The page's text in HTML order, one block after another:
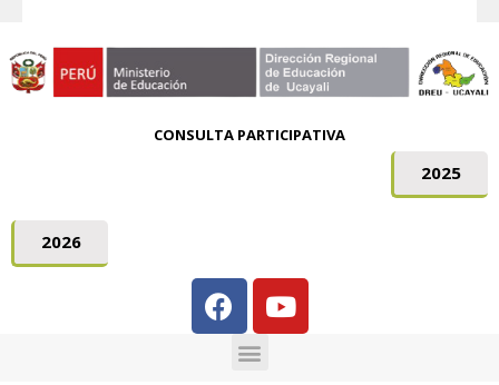
CONSULTA PARTICIPATIVA
2025
2026